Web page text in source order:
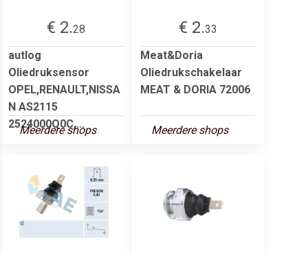
€ 2.28
autlog
Oliedruksensor
OPEL,RENAULT,NISSA
N AS2115
2524000Q0C,...
Meerdere shops
€ 2.33
Meat&Doria
Oliedrukschakelaar
MEAT & DORIA 72006
Meerdere shops